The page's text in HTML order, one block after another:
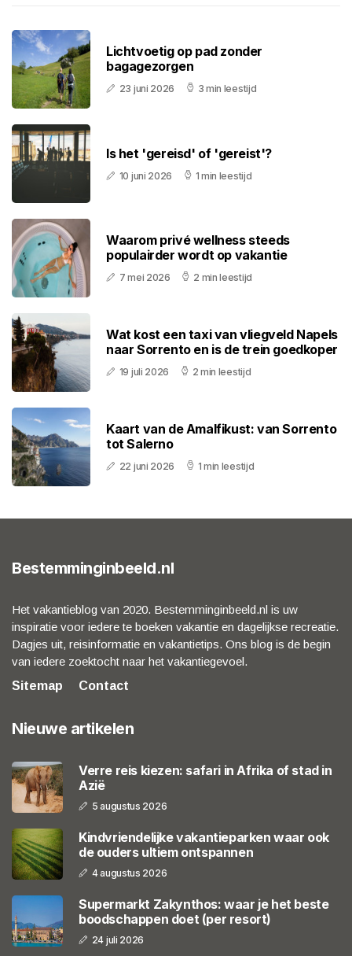
Lichtvoetig op pad zonder
bagagezorgen
23 juni 2026 3 min leestijd
Is het 'gereisd' of 'gereist'?
10 juni 2026 1 min leestijd
Waarom privé wellness steeds
populairder wordt op vakantie
7 mei 2026 2 min leestijd
Wat kost een taxi van vliegveld Napels
naar Sorrento en is de trein goedkoper
19 juli 2026 2 min leestijd
Kaart van de Amalfikust: van Sorrento
tot Salerno
22 juni 2026 1 min leestijd
Bestemminginbeeld.nl
Het vakantieblog van 2020. Bestemminginbeeld.nl is uw
inspiratie voor iedere te boeken vakantie en dagelijkse recreatie.
Dagjes uit, reisinformatie en vakantietips. Ons blog is de begin
van iedere zoektocht naar het vakantiegevoel.
Sitemap
Contact
Nieuwe artikelen
Verre reis kiezen: safari in Afrika of stad in
Azië
5 augustus 2026
Kindvriendelijke vakantieparken waar ook
de ouders ultiem ontspannen
4 augustus 2026
Supermarkt Zakynthos: waar je het beste
boodschappen doet (per resort)
24 juli 2026